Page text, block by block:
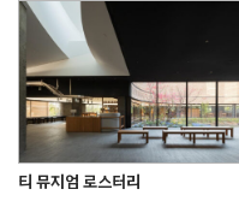
티 뮤지엄 로스터리